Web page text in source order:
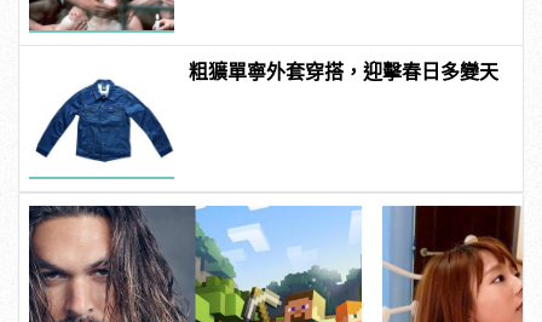
粗獷單寧外套穿搭，迎擊春日多變天